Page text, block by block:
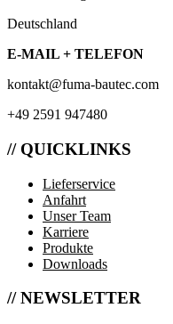
Deutschland
E-MAIL + TELEFON
kontakt@fuma-bautec.com
+49 2591 947480
// QUICKLINKS
Lieferservice
Anfahrt
Unser Team
Karriere
Produkte
Downloads
// NEWSLETTER